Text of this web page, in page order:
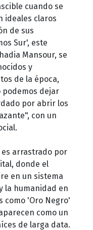
cuando se
ideales claros
de sus
Sur', este
Mansour, se
y
de la época,
podemos dejar
por abrir los
con un
es arrastrado por
donde el
en un sistema
la humanidad en
como 'Oro Negro'
como un
de larga data.